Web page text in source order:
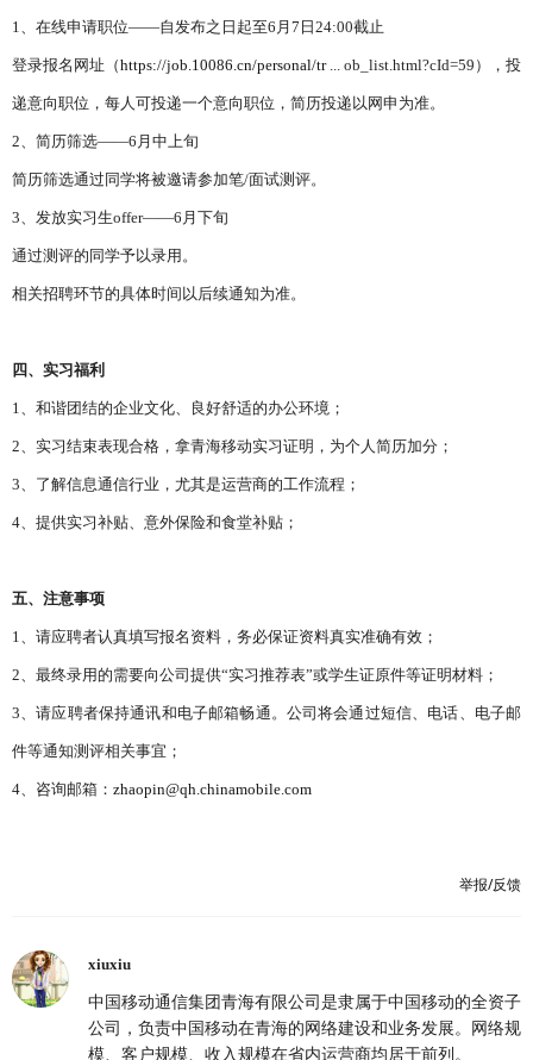
1、在线申请职位——自发布之日起至6月7日24:00截止
登录报名网址（https://job.10086.cn/personal/tr... ob_list.html?cId=59），投
递意向职位，每人可投递一个意向职位，简历投递以网申为准。
2、简历筛选——6月中上旬
简历筛选通过同学将被邀请参加笔/面试测评。
3、发放实习生offer——6月下旬
通过测评的同学予以录用。
相关招聘环节的具体时间以后续通知为准。
四、实习福利
1、和谐团结的企业文化、良好舒适的办公环境；
2、实习结束表现合格，拿青海移动实习证明，为个人简历加分；
3、了解信息通信行业，尤其是运营商的工作流程；
4、提供实习补贴、意外保险和食堂补贴；
五、注意事项
1、请应聘者认真填写报名资料，务必保证资料真实准确有效；
2、最终录用的需要向公司提供“实习推荐表”或学生证原件等证明材料；
3、请应聘者保持通讯和电子邮箱畅通。公司将会通过短信、电话、电子邮
件等通知测评相关事宜；
4、咨询邮箱： zhaopin@qh.chinamobile.com
举报/反馈
xiuxiu
中国移动通信集团青海有限公司是隶属于中国移动的全资子
公司，负责中国移动在青海的网络建设和业务发展。网络规
模、客户规模、收入规模在省内运营商均居于前列。